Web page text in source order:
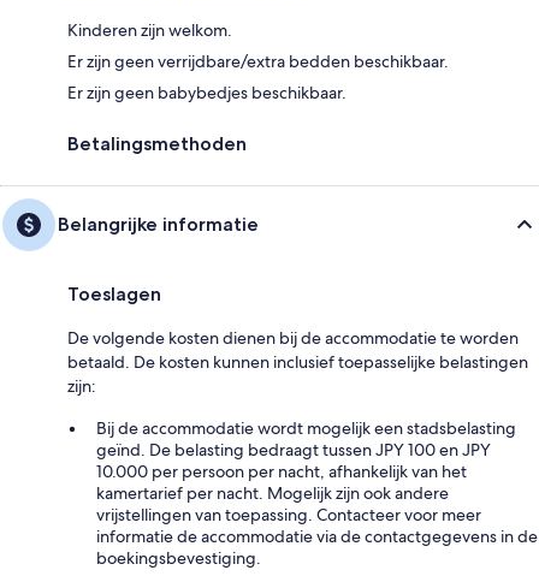
Kinderen zijn welkom.
Er zijn geen verrijdbare/extra bedden beschikbaar.
Er zijn geen babybedjes beschikbaar.
Betalingsmethoden
Belangrijke informatie
Toeslagen
De volgende kosten dienen bij de accommodatie te worden
betaald. De kosten kunnen inclusief toepasselijke belastingen
zijn:
Bij de accommodatie wordt mogelijk een stadsbelasting
geïnd. De belasting bedraagt tussen JPY 100 en JPY
10.000 per persoon per nacht, afhankelijk van het
kamertarief per nacht. Mogelijk zijn ook andere
vrijstellingen van toepassing. Contacteer voor meer
informatie de accommodatie via de contactgegevens in de
boekingsbevestiging.